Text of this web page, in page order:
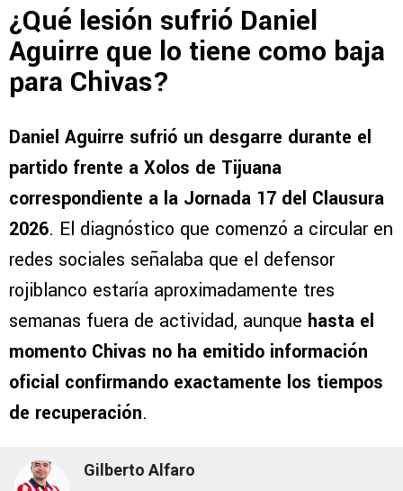
¿Qué lesión sufrió Daniel
Aguirre que lo tiene como baja
para Chivas?
Daniel Aguirre sufrió un desgarre durante el
partido frente a Xolos de Tijuana
correspondiente a la Jornada 17 del Clausura
2026. El diagnóstico que comenzó a circular en
redes sociales señalaba que el defensor
rojiblanco estaría aproximadamente tres
semanas fuera de actividad, aunque hasta el
momento Chivas no ha emitido información
oficial confirmando exactamente los tiempos
de recuperación.
Gilberto Alfaro